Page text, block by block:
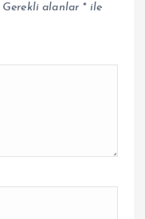
Gerekli alanlar *ile